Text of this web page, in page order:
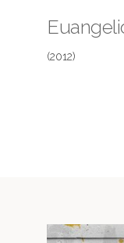
(2012)